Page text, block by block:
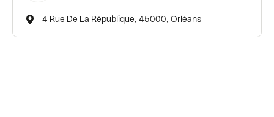
4 Rue De La République, 45000, Orléans